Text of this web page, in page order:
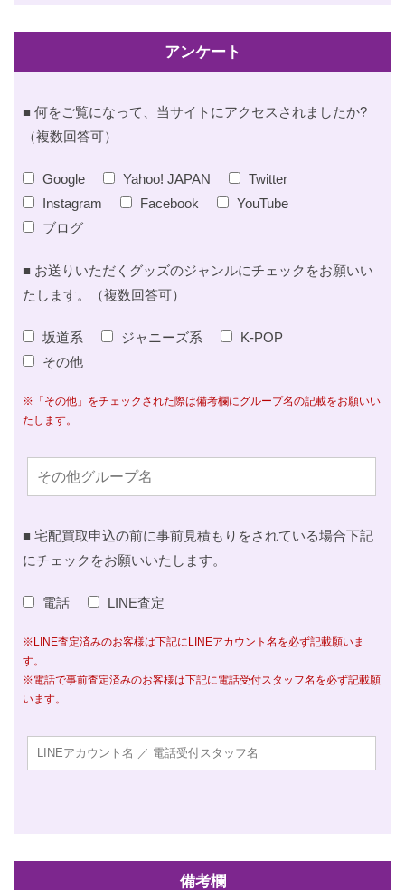
アンケート
■ 何をご覧になって、当サイトにアクセスされましたか?
（複数回答可）
Google Yahoo! JAPAN
Twitter
Instagram
Facebook
YouTube
ブログ
■ お送りいただくグッズのジャンルにチェックをお願いい
たします。（複数回答可）
坂道系 ジャニーズ系
K-POP
その他
※「その他」をチェックされた際は備考欄にグループ名の記載をお願いい
たします。
■ 宅配買取申込の前に事前見積もりをされている場合下記
にチェックをお願いいたします。
電話 LINE査定
※LINE査定済みのお客様は下記にLINEアカウント名を必ず記載願いま
す。
※電話で事前査定済みのお客様は下記に電話受付スタッフ名を必ず記載願
います。
備考欄